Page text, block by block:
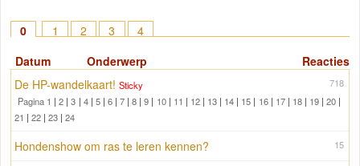
0 1 2 3
4
Reacties
Datum Onderwerp
718
De HP-wandelkaart! Sticky
Pagina 1 |2 |3 | 4| 5| 6|7 |8 |9 | 10| 11 | 12| 13 | 14 | 15 | 16| 17| 18| 19|20 |
21 | 22 | 23 | 24
15
Hondenshow om ras te leren kennen?